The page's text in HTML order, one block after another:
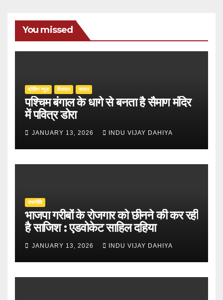
You missed
ब्रेकिंग न्यूज़ ‍‍विरासत समाज
पश्चिम बंगाल के धागे से बनता है सैमाण मंदिर
में पवित्र डोरा
JANUARY 13, 2026 INDU VIJAY DAHIYA
राजनीति
भाजपा गरीबों के रोजगार को छीनने की कर रही
है साजिश : एडवोकेट साहिल दहिया
JANUARY 13, 2026 INDU VIJAY DAHIYA